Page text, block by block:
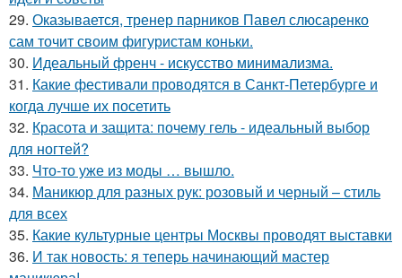
29. Оказывается, тренер парников Павел слюсаренко
сам точит своим фигуристам коньки.
30. Идеальный френч - искусство минимализма.
31. Какие фестивали проводятся в Санкт-Петербурге и
когда лучше их посетить
32. Красота и защита: почему гель - идеальный выбор
для ногтей?
33. Что-то уже из моды … вышло.
34. Маникюр для разных рук: розовый и черный – стиль
для всех
35. Какие культурные центры Москвы проводят выставки
36. И так новость: я теперь начинающий мастер